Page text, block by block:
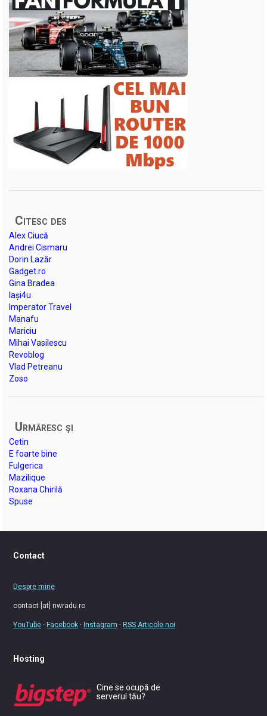
Citesc des
Alex Ciucă
Andrei Cismaru
Dorin Lazăr
Gadget.ro
Gina Bradea
Iași4u
Imperator Travel
Manafu
Mariciu
Mihai Vasilescu
Revoblog
Vlad Petreanu
Zoso
Urmăresc şi
Cetin
E foarte bine
Fulgerica
Mazilique
Roxana Chirilă
Spuse
Contact
Despre mine
contact [at] nwradu.ro
YouTube ·Facebook ·Instagram ·RSS Articole noi
Hosting
Cine se ocupă de
serverul tău?